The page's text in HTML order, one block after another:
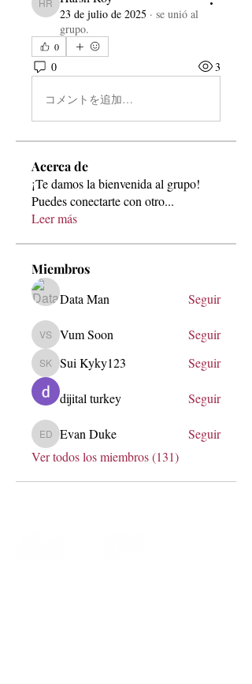
Harsh Roy
23 de julio de 2025 · se unió al
grupo.
0
0 3
コメントを追加…
Acerca de
¡Te damos la bienvenida al grupo!
Puedes conectarte con otro...
Leer más
Miembros
Data Man
Seguir
Vum Soon
Vum Soon Seguir
Sui Kyky123
Sui Kyky123 Seguir
dijital turkey Seguir
Evan Duke
Evan Duke
Seguir
Ver todos los miembros (131)